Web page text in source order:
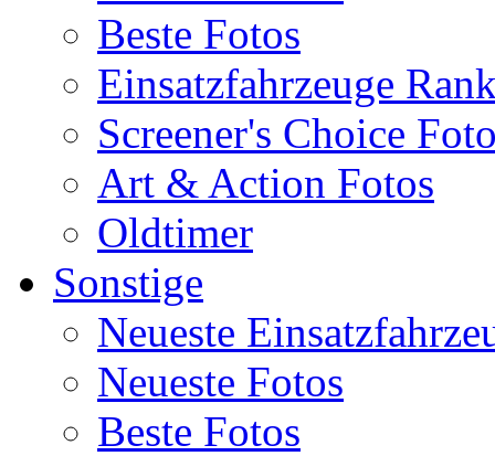
Beste Fotos
Einsatzfahrzeuge
Screener's Choice
Art & Action Fotos
Oldtimer
Sonstige
Neueste
Neueste Fotos
Beste Fotos